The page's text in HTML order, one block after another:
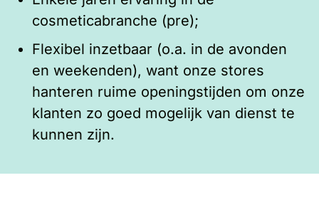
cosmeticabranche (pre);
Flexibel inzetbaar (o.a. in de avonden
en weekenden), want onze stores
hanteren ruime openingstijden om onze
klanten zo goed mogelijk van dienst te
kunnen zijn.